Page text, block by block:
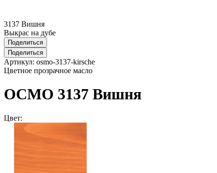
3137 Вишня
Выкрас на дубе
Поделиться
Поделиться
Артикул: osmo-3137-kirsche
Цветное прозрачное масло
ОСМО 3137 Вишня
Цвет: